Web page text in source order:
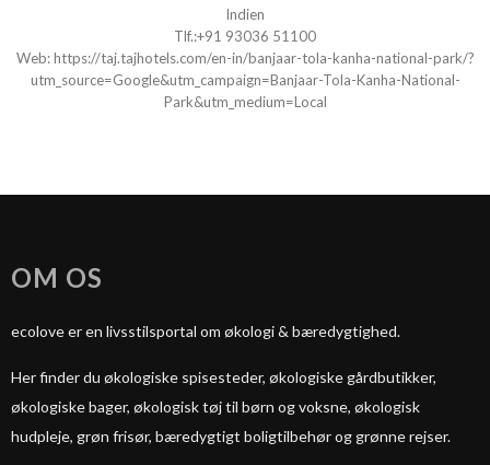
Indien
Tlf.:+91 93036 51100
Web:https://taj.tajhotels.com/en-in/banjaar-tola-kanha-national-park/?
utm_source=Google&utm_campaign=Banjaar-Tola-Kanha-National-
Park&utm_medium=Local
OM OS
ecolove er en livsstilsportal om økologi & bæredygtighed.
Her finder du økologiske spisesteder, økologiske gårdbutikker,
økologiske bager, økologisk tøj til børn og voksne, økologisk
hudpleje, grøn frisør, bæredygtigt boligtilbehør og grønne rejser.